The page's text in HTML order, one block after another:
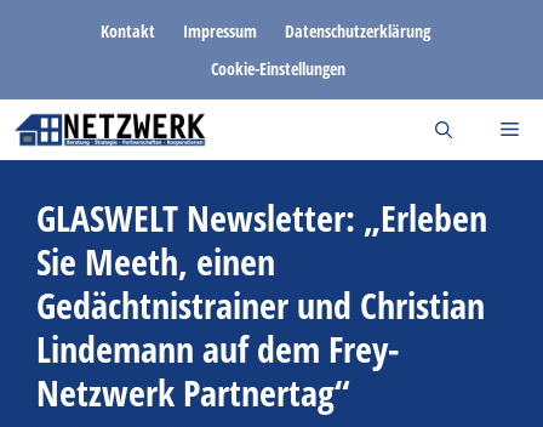
Kontakt Impressum
Datenschutzerklärung
Cookie-Einstellungen
GLASWELT Newsletter: „Erleben
Sie Meeth, einen
Gedächtnistrainer und Christian
Lindemann auf dem Frey-
Netzwerk Partnertag“